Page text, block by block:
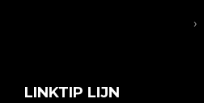
LINKTIP LIJN